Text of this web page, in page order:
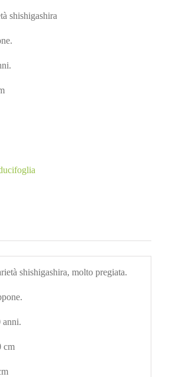
shishigashira
shishigashira, molto pregiata.
anni.
cm